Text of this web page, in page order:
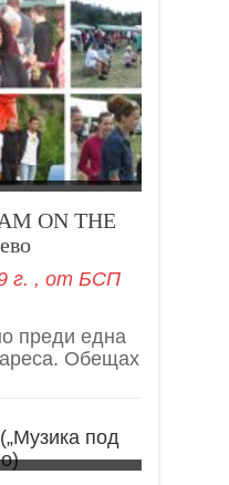
ON THE
г. , от БСП
преди една
Обещах